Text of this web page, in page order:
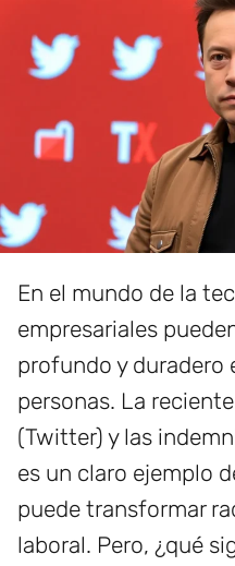
En el mundo de la
empresariales
profundo y duradero
personas. La
(Twitter) y las
es un claro ejemplo
puede transformar
laboral. Pero, ¿qué